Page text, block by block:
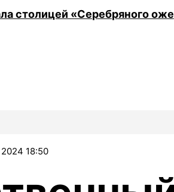
столицей «Серебряного
18:50